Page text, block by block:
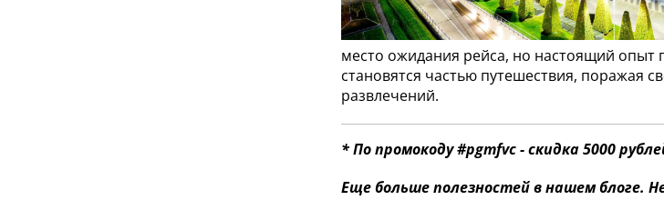
место ожидания рейса, но настоящий опыт
становятся частью путешествия, поражая
развлечений.
* По промокоду #pgmfvc - скидка 5000
Еще больше полезностей в нашем блоге.